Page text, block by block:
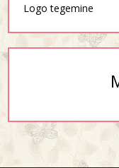
Logo tegemine